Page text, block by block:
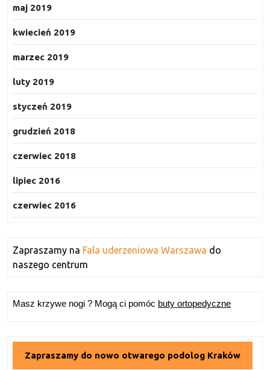
maj 2019
kwiecień 2019
marzec 2019
luty 2019
styczeń 2019
grudzień 2018
czerwiec 2018
lipiec 2016
czerwiec 2016
Zapraszamy na Fala uderzeniowa Warszawa do
naszego centrum
Masz krzywe nogi ? Mogą ci pomóc buty ortopedyczne
Zapraszamy do nowo otwarego podolog Kraków